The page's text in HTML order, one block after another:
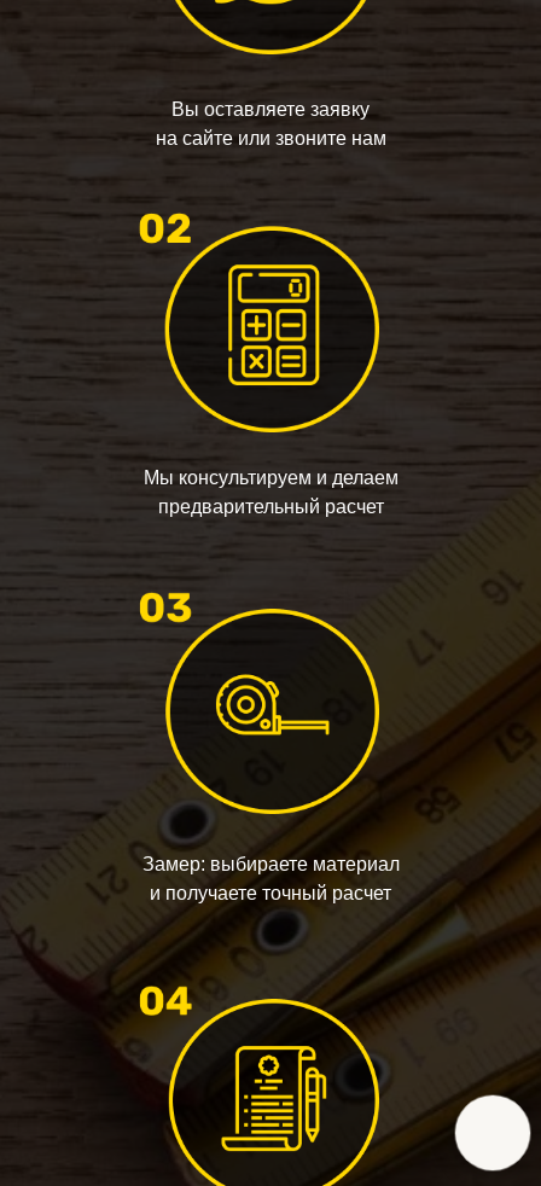
Вы оставляете заявку
на сайте или звоните нам
Мы консультируем и делаем
предварительный расчет
Замер: выбираете материал
и получаете точный расчет